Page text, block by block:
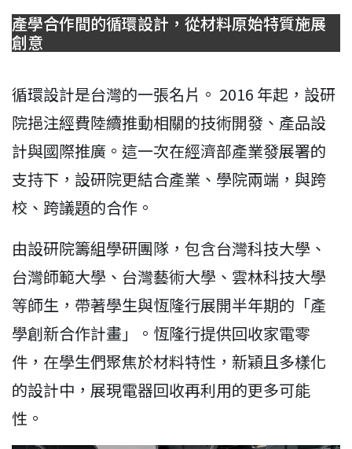
產學合作間的循環設計，從材料原始特質施展
創意
循環設計是台灣的一張名片。 2016 年起，設研
院挹注經費陸續推動相關的技術開發、產品設
計與國際推廣。這一次在經濟部產業發展署的
支持下，設研院更結合產業、學院兩端，與跨
校、跨議題的合作。
由設研院籌組學研團隊，包含台灣科技大學、
台灣師範大學、台灣藝術大學、雲林科技大學
等師生，帶著學生與恆隆行展開半年期的「產
學創新合作計畫」。恆隆行提供回收家電零
件，在學生們聚焦於材料特性，新穎且多樣化
的設計中，展現電器回收再利用的更多可能
性。